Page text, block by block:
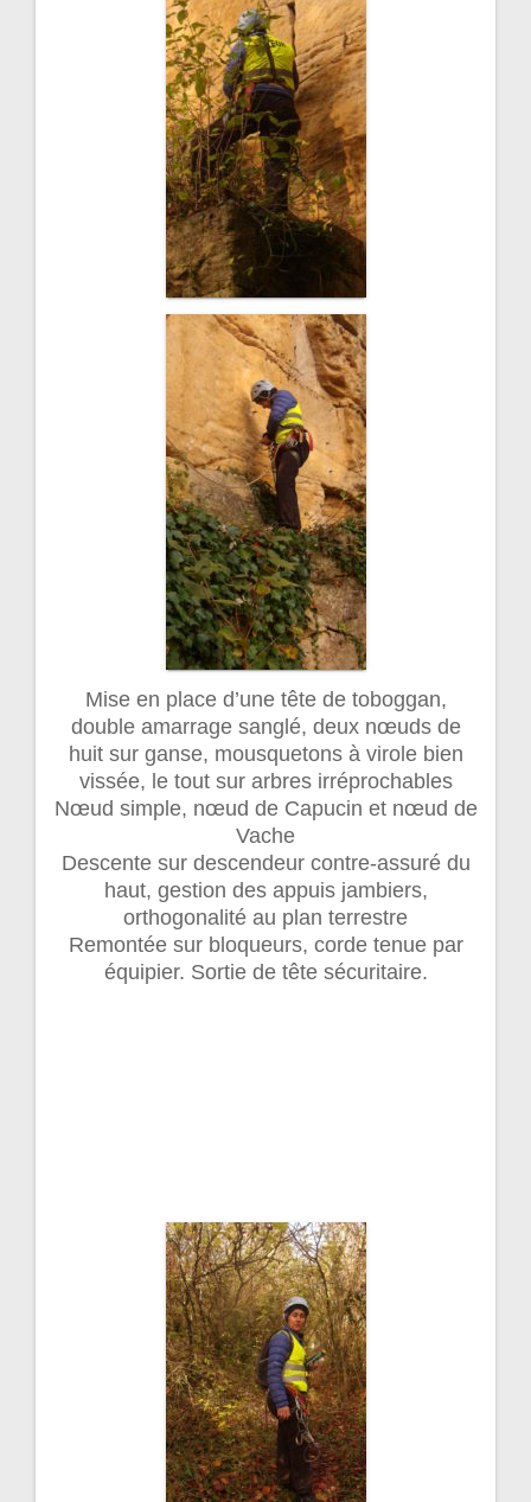
Mise en place d’une tête de toboggan,
double amarrage sanglé, deux nœuds de
huit sur ganse, mousquetons à virole bien
vissée, le tout sur arbres irréprochables
Nœud simple, nœud de Capucin et nœud de
Vache
Descente sur descendeur contre-assuré du
haut, gestion des appuis jambiers,
orthogonalité au plan terrestre
Remontée sur bloqueurs, corde tenue par
équipier. Sortie de tête sécuritaire.